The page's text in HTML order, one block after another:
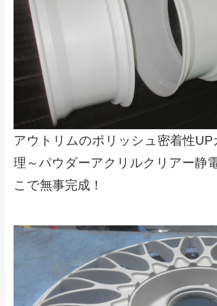
アウトリムのポリッシュ密着性
理～パウダーアクリルクリアー静
こで無事完成！